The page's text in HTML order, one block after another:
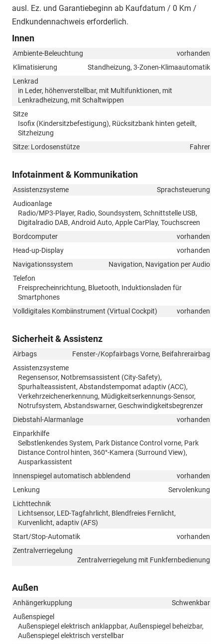
ausl. Ez. und Garantiebeginn ab Kaufdatum / 0 Km /
Endkundennachweis erforderlich.
Innen
Ambiente-Beleuchtung
vorhanden
Klimatisierung
Standheizung, 3-Zonen-Klimaautomatik
Lenkrad
in Leder, höhenverstellbar, mit Multifunktionen, mit
Lenkradheizung, mit Schaltwippen
Sitze
Isofix (Kindersitzbefestigung), Rücksitzbank hinten geteilt,
Sitzheizung
Sitze: Lordosenstütze
Fahrer
Infotainment & Kommunikation
Assistenzsysteme
Sprachsteuerung
Audioanlage
Radio/MP3-Player, Radio, Soundsystem, Schnittstelle USB,
Digitalradio DAB, Android Auto, Apple CarPlay, Touchscreen
Bordcomputer
vorhanden
Head-up-Display
vorhanden
Navigationssystem
Navigation, Navigation per Audio
Telefon
Freisprecheinrichtung, Bluetooth, Induktionsladen für
Smartphones
Volldigitales Kombiinstrument (Virtual Cockpit)
vorhanden
Sicherheit & Assistenz
Airbags
Fenster-/Kopfairbags Vorne, Beifahrerairbag
Assistenzsysteme
Regensensor, Notbremsassistent (City-Safety),
Spurhalteassistent, Abstandstempomat adaptiv (ACC),
Verkehrzeichenerkennung, Müdigkeitserkennungs-Sensor,
Notrufsystem, Abstandswarner, Geschwindigkeitsbegrenzer
Diebstahl-Alarmanlage
vorhanden
Einparkhilfe
Selbstlenkendes System, Park Distance Control vorne, Park
Distance Control hinten, 360°-Kamera (Surround View),
Ausparkassistent
Innenspiegel automatisch abblendend
vorhanden
Lenkung
Servolenkung
Lichttechnik
Lichtsensor, LED-Tagfahrlicht, Blendfreies Fernlicht,
Kurvenlicht, adaptiv (AFS)
Start/Stop-Automatik
vorhanden
Zentralverriegelung
Zentralverriegelung mit Funkfernbedienung
Außen
Anhängerkupplung
Schwenkbar
Außenspiegel
Außenspiegel elektrisch anklappbar, Außenspiegel beheizbar,
Außenspiegel elektrisch verstellbar